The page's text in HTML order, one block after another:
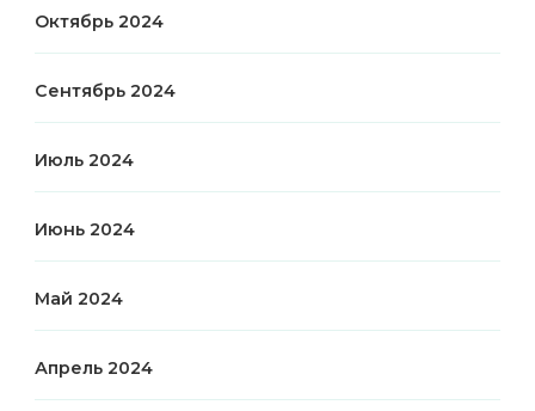
Октябрь 2024
Сентябрь 2024
Июль 2024
Июнь 2024
Май 2024
Апрель 2024